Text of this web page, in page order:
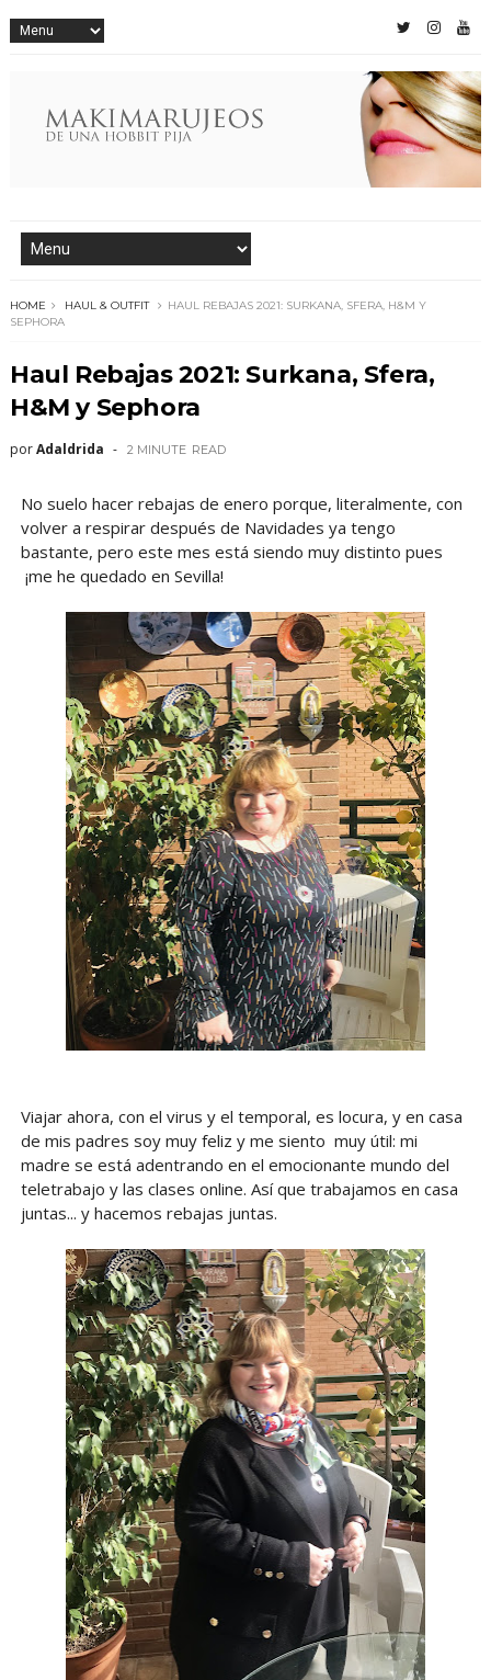
HOME HAUL & OUTFIT
HAUL REBAJAS 2021: SURKANA, SFERA, H&M Y
SEPHORA
Haul Rebajas 2021: Surkana, Sfera,
H&M y Sephora
porAdaldrida 2 MINUTE READ
No suelo hacer rebajas de enero porque, literalmente, con
volver a respirar después de Navidades ya tengo
bastante, pero este mes está siendo muy distinto pues
¡me he quedado en Sevilla!
Viajar ahora, con el virus y el temporal, es locura, y en casa
de mis padres soy muy feliz y me siento muy útil: mi
madre se está adentrando en el emocionante mundo del
teletrabajo y las clases online. Así que trabajamos en casa
juntas... y hacemos rebajas juntas.